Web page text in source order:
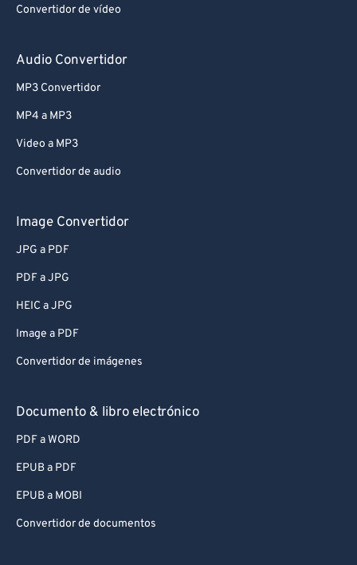
Convertidor de vídeo
Audio Convertidor
MP3 Convertidor
MP4 a MP3
Video a MP3
Convertidor de audio
Image Convertidor
JPG a PDF
PDF a JPG
HEIC a JPG
Image a PDF
Convertidor de imágenes
Documento & libro electrónico
PDF a WORD
EPUB a PDF
EPUB a MOBI
Convertidor de documentos